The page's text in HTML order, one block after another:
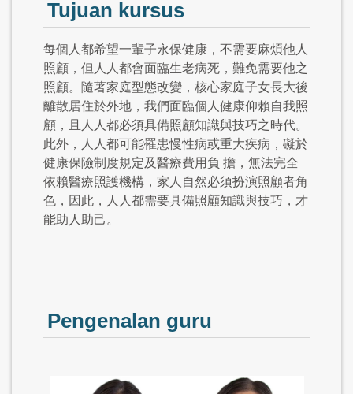
Tujuan kursus
每個人都希望一輩子永保健康，不需要麻煩他人
照顧，但人人都會面臨生老病死，難免需要他之
照顧。隨著家庭型態改變，核心家庭子女長大後
離散居住於外地，我們面臨個人健康仰賴自我照
顧，且人人都必須具備照顧知識與技巧之時代。
此外，人人都可能罹患慢性病或重大疾病，礙於
健康保險制度規定及醫療費用負 擔，無法完全
依賴醫療照護機構，家人自然必須扮演照顧者角
色，因此，人人都需要具備照顧知識與技巧，才
能助人助己。
Pengenalan guru